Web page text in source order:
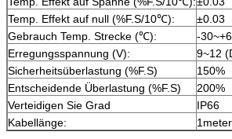
Temp. Effekt auf null (%F.S/10℃):
±0.03
Gebrauch Temp. Strecke (℃):
-
Erregungsspannung (V):
9~12
Sicherheitsüberlastung (%F.S)
150%
Entscheidende Überlastung (%F.S)
200%
Verteidigen Sie Grad
IP66
Kabellänge: